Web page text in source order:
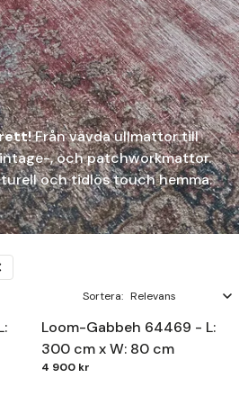
Från vävda ullmattor till
, och patchworkmattor.
och tidlös touch hemma.
Sortera:
Loom-Gabbeh 64469 - L:
300 cm x W: 80 cm
4 900 kr